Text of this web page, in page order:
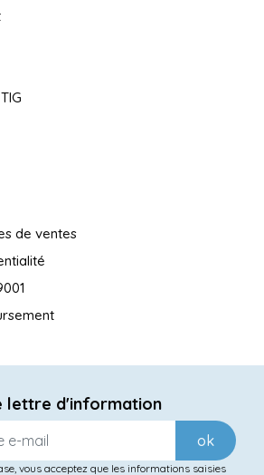
de ventes
lettre d'information
ok
vous acceptez que les informations saisies